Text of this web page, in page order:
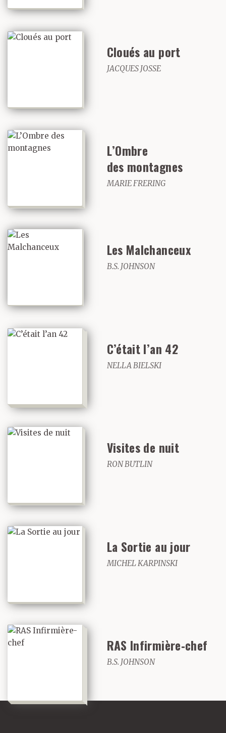
Cloués au port
JACQUES JOSSE
L’Ombre
des montagnes
MARIE FRERING
Les Malchanceux
B.S. JOHNSON
C’était l’an 42
NELLA BIELSKI
Visites de nuit
RON BUTLIN
La Sortie au jour
MICHEL KARPINSKI
RAS Infirmière‑chef
B.S. JOHNSON